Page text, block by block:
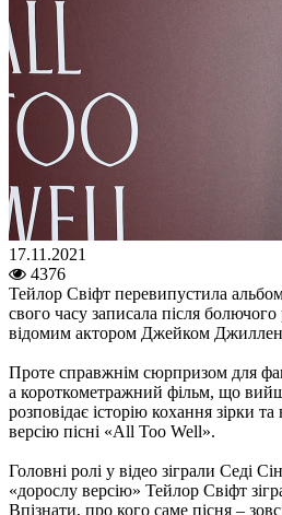
17.11.2021
4376
Тейлор Свіфт перевипустила
свого часу записала після болючого
відомим актором Джейком
Проте справжнім сюрпризом для
а короткометражний фільм, що
розповідає історію кохання зірки
версію пісні «All Too Well».
Головні ролі у відео зіграли Седі
«дорослу версію» Тейлор Свіфт
Впізнати, про кого саме пісня –